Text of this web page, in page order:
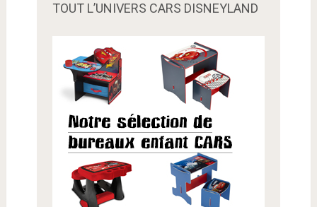
TOUT L’UNIVERS CARS DISNEYLAND